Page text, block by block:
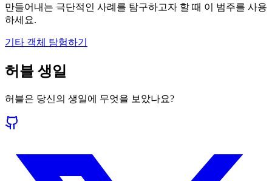
만들어내는 극단적인 사례를 탐구하고자 할 때 이 범주를 사용
하세요.
기타 객체 탐험하기
허블 생일
허블은 당신의 생일에 무엇을 보았나요?